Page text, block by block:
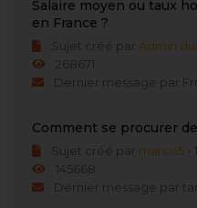
Salaire moyen ou taux
en France ?
Sujet créé par Admin
268671
Dernier message par
Comment se procurer
Sujet créé par marco5
145668
Dernier message par